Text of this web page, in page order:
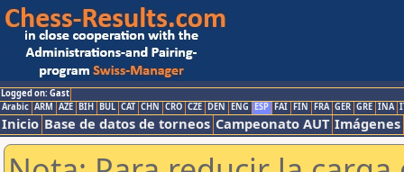
Logged on: Gast
Arabic ARM AZE BIH BUL CAT CHN CRO CZE DEN ENG ESP FAI FIN FRA GER GRE INA
Inicio Base de datos de torneos Campeonato AUT Imágenes